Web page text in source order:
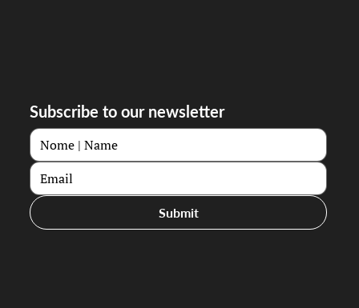
Subscribe to our newsletter
Submit